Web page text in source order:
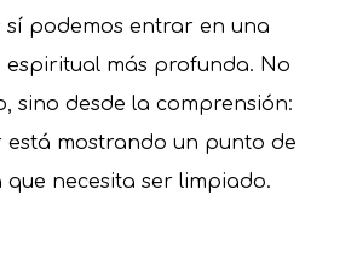
sí podemos entrar en una
más profunda. No
sino desde la comprensión:
está mostrando un punto de
necesita ser limpiado.